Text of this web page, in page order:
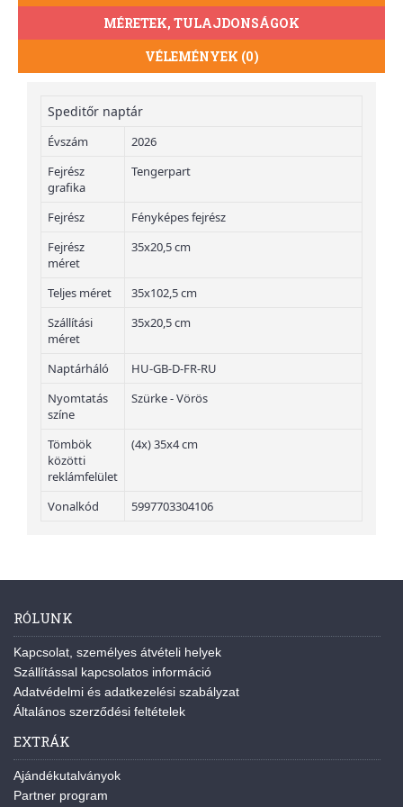
MÉRETEK, TULAJDONSÁGOK
VÉLEMÉNYEK (0)
Speditőr naptár
Évszám
2026
Fejrész
grafika
Tengerpart
Fejrész
Fényképes fejrész
Fejrész
méret
35x20,5 cm
Teljes méret
35x102,5 cm
Szállítási
méret
35x20,5 cm
Naptárháló
HU-GB-D-FR-RU
Nyomtatás
színe
Szürke - Vörös
Tömbök
közötti
reklámfelület
(4x) 35x4 cm
Vonalkód 5997703304106
RÓLUNK
Kapcsolat, személyes átvételi helyek
Szállítással kapcsolatos információ
Adatvédelmi és adatkezelési szabályzat
Általános szerződési feltételek
EXTRÁK
Ajándékutalványok
Partner program